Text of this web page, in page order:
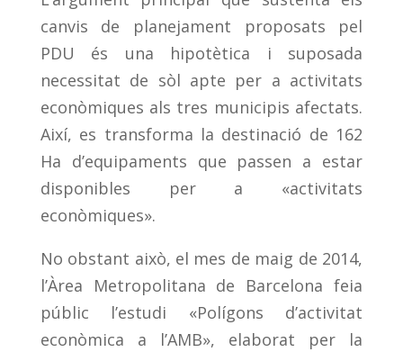
canvis de planejament proposats pel
PDU és una hipotètica i suposada
necessitat de sòl apte per a activitats
econòmiques als tres municipis afectats.
Així, es transforma la destinació de 162
Ha d’equipaments que passen a estar
disponibles per a «activitats
econòmiques».
No obstant això, el mes de maig de 2014,
l’Àrea Metropolitana de Barcelona feia
públic l’estudi «Polígons d’activitat
econòmica a l’AMB», elaborat per la